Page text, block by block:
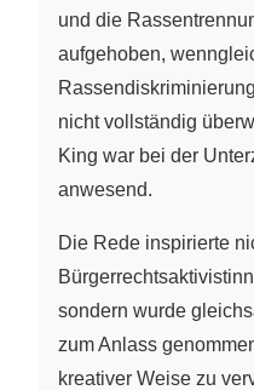
und die
aufgehoben,
nicht vollständig
King war bei der
anwesend.
Die Rede inspirierte
sondern wurde
zum Anlass
kreativer Weise zu